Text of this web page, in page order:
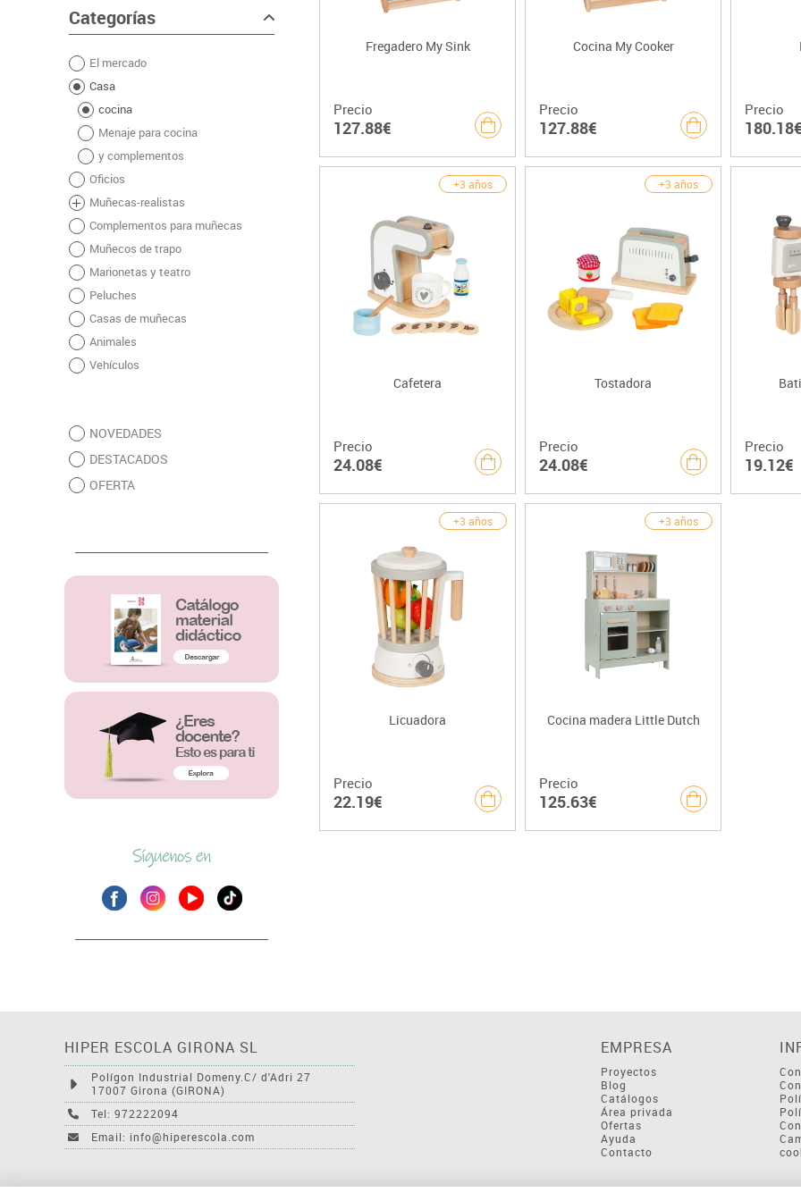
Categorías
El mercado
Casa
cocina
Menaje para cocina
y complementos
Oficios
Muñecas-realistas
Complementos para muñecas
Muñecos de trapo
Marionetas y teatro
Peluches
Casas de muñecas
Animales
Vehículos
NOVEDADES
DESTACADOS
OFERTA
Fregadero My Sink
Precio
127.88€
Cocina My Cooker
Precio
127.88€
Precio
180.18€
+3 años
Cafetera
Precio
24.08€
+3 años
Tostadora
Precio
24.08€
Precio
19.12€
+3 años
Licuadora
Precio
22.19€
+3 años
Cocina madera Little Dutch
Precio
125.63€
HIPER ESCOLA GIRONA SL
Polígon Industrial Domeny.C/ d'Adri 27
17007 Girona (GIRONA)
Tel: 972222094
Email: info@hiperescola.com
EMPRESA
Proyectos
Blog
Catálogos
Área privada
Ofertas
Ayuda
Contacto